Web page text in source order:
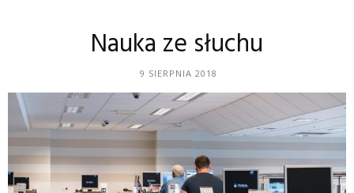
Nauka ze słuchu
9 SIERPNIA 2018